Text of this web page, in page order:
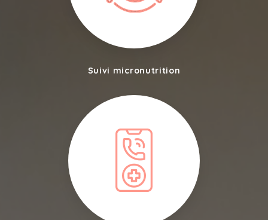
Suivi micronutrition